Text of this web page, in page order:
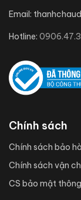
Email:
Hotline:
Chính sách
Chính sách bảo
Chính sách vận
CS bảo mật